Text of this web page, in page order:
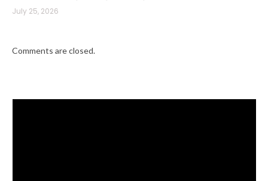
July 25, 2026
Comments are closed.